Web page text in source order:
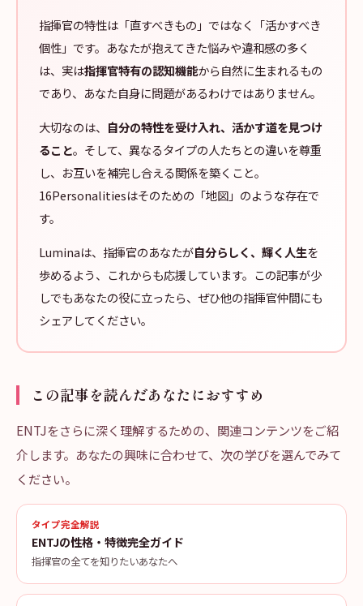
指揮官の特性は「直すべきもの」ではなく「活かすべき
個性」です。あなたが抱えてきた悩みや違和感の多く
は、実は指揮官特有の認知機能から自然に生まれるもの
であり、あなた自身に問題があるわけではありません。
大切なのは、 自分の特性を受け入れ、活かす道を見つけ
ること。そして、異なるタイプの人たちとの違いを尊重
し、お互いを補完し合える関係を築くこと。
16Personalitiesはそのための「地図」のような存在で
す。
Luminaは、指揮官のあなたが自分らしく、輝く人生を
歩めるよう、これからも応援しています。この記事が少
しでもあなたの役に立ったら、ぜひ他の指揮官仲間にも
シェアしてください。
この記事を読んだあなたにおすすめ
ENTJをさらに深く理解するための、関連コンテンツをご紹
介します。あなたの興味に合わせて、次の学びを選んでみて
ください。
タイプ完全解説
ENTJの性格・特徴完全ガイド
指揮官の全てを知りたいあなたへ